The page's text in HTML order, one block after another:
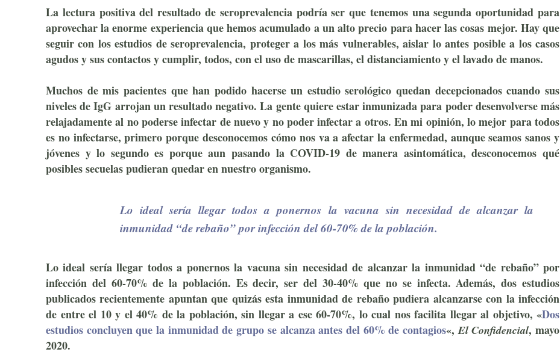
La lectura positiva del resultado de seroprevalencia podría ser que tenemos una segunda oportunidad para
aprovechar la enorme experiencia que hemos acumulado a un alto precio para hacer las cosas mejor. Hay que
seguir con los estudios de seroprevalencia, proteger a los más vulnerables, aislar lo antes posible a los casos
agudos y sus contactos y cumplir, todos, con el uso de mascarillas, el distanciamiento y el lavado de manos.
Muchos de mis pacientes que han podido hacerse un estudio serológico quedan decepcionados cuando sus
niveles de IgG arrojan un resultado negativo. La gente quiere estar inmunizada para poder desenvolverse más
relajadamente al no poderse infectar de nuevo y no poder infectar a otros. En mi opinión,lo mejor para todos
es no infectarse, primero porque desconocemos cómo nos va a afectar la enfermedad, aunque seamos sanos y
jóvenes y lo segundo es porque aun pasando la COVID-19 de manera asintomática, desconocemos qué
posibles secuelas pudieran quedar en nuestro organismo.
Lo ideal sería llegar todos a ponernos la vacuna sin necesidad de alcanzar la
inmunidad “de rebaño” por infección del 60-70% de la población.
Lo ideal sería llegar todos a ponernos la vacunasin necesidad de alcanzar la inmunidad “de rebaño” por
infección del 60-70% de la población. Es decir, ser del 30-40% que no se infecta. Además, dos estudios
publicados recientemente apuntan que quizás esta inmunidad de rebaño pudiera alcanzarse con la infección
de entre el 10 y el 40% de la población, sin llegar a ese 60-70%, lo cual nos facilita llegar al objetivo, «Dos
estudios concluyen que la inmunidad de grupo se alcanza antes del 60% de contagios«,El Confidencial, mayo
2020.